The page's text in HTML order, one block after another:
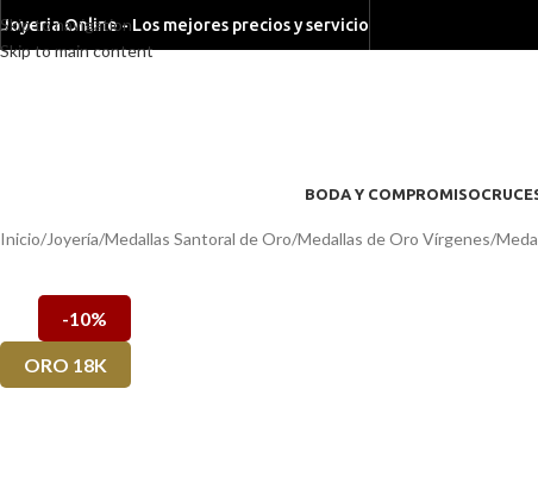
Skip to navigation
Skip to main content
Joyeria Online - Los mejores precios y servicio
BODA Y COMPROMISO
Inicio/Joyería/Medallas Santoral de Oro/Medallas de Oro Vírgenes/
-10%
ORO 18K